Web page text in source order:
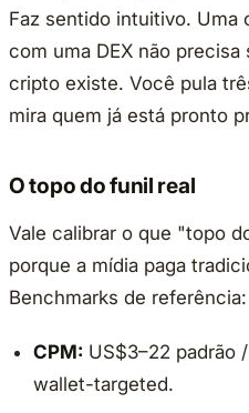
Faz sentido intuitivo. Uma
com uma DEX não
cripto existe. Você pula
mira quem já está pronto
O topo do funil real
Vale calibrar o que "topo
porque a mídia paga
Benchmarks de referência:
CPM: US$3–22 padrão
wallet-targeted.